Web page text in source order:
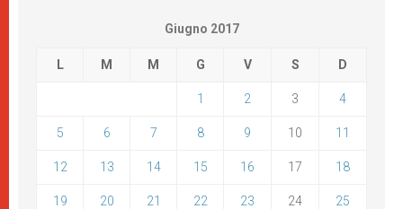
Giugno 2017
L M M G V S D
1 2 3 4
5 6 7 8 9 10 11
12 13 14 15 16 17 18
19 20 21 22 23 24 25